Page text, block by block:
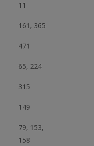
11
161, 365
471
65, 224
315
149
79, 153,
158